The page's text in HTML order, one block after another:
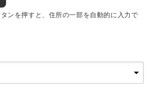
タンを押すと、住所の一部を自動的に入力で